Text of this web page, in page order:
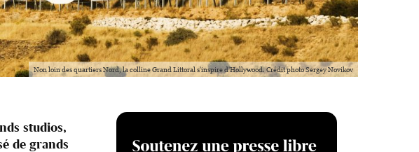
Non loin des quartiers Nord, la colline Grand Littoral s'inspire d'Hollywood. Crédit photo Sergey Novikov
studios,
de grands